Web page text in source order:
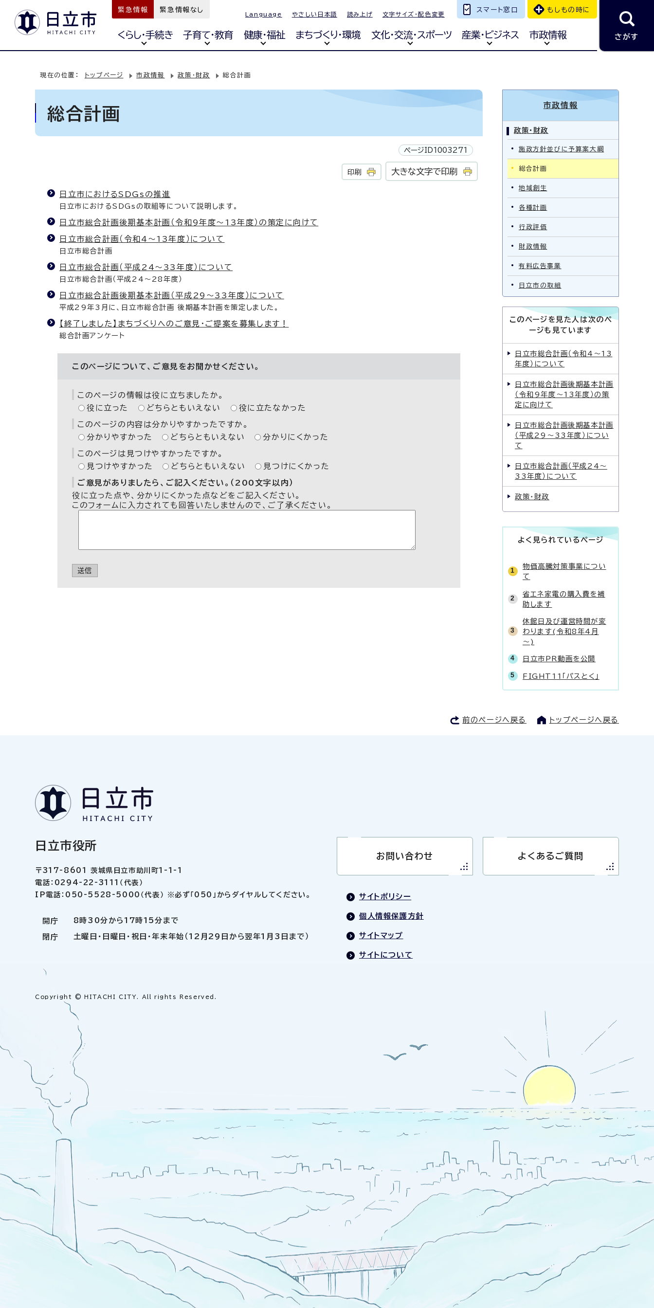
緊急情報 緊急情報なし
Language やさしい日本語 読み上げ 文字サイズ・配色変更
スマート窓口 もしもの時に
くらし・手続き 子育て・教育 健康・福祉 まちづくり・環境 文化・交流・スポーツ 産業・ビジネス 市政情報 さがす
現在の位置： トップページ 市政情報 政策・財政 総合計画
総合計画
ページID1003271
印刷 大きな文字で印刷
日立市におけるSDGsの推進
日立市におけるSDGsの取組等について説明します。
日立市総合計画後期基本計画（令和9年度～13年度）の策定に向けて
日立市総合計画（令和4～13年度）について
日立市総合計画
日立市総合計画（平成24～33年度）について
日立市総合計画（平成24～28年度）
日立市総合計画後期基本計画（平成29～33年度）について
平成29年3月に、日立市総合計画 後期基本計画を策定しました。
【終了しました】まちづくりへのご意見・ご提案を募集します！
総合計画アンケート
このページについて、ご意見をお聞かせください。
このページの情報は役に立ちましたか。
役に立った
どちらともいえない 役に立たなかった
このページの内容は分かりやすかったですか。
分かりやすかった
どちらともいえない 分かりにくかった
このページは見つけやすかったですか。
見つけやすかった
どちらともいえない 見つけにくかった
ご意見がありましたら、ご記入ください。（200文字以内）
役に立った点や、分かりにくかった点などをご記入ください。
このフォームに入力されても回答いたしませんので、ご了承ください。
送信
市政情報
政策・財政
施政方針並びに予算案大綱
総合計画
地域創生
各種計画
行政評価
財政情報
有料広告事業
日立市の取組
このページを見た人は次のペ
ージも見ています
日立市総合計画（令和4〜13
年度）について
日立市総合計画後期基本計画
（令和9年度〜13年度）の策
定に向けて
日立市総合計画後期基本計画
（平成29〜33年度）につい
て
日立市総合計画（平成24〜
33年度）について
政策・財政
よく見られているページ
物価高騰対策事業につい
て
省エネ家電の購入費を補
助します
休館日及び運営時間が変
わります(令和8年4月
～)
日立市PR動画を公開
FIGHT11「パスとく」
前のページへ戻る トップページへ戻る
日立市役所
〒317-8601 茨城県日立市助川町1-1-1
電話：0294-22-3111（代表）
IP電話：050-5528-5000（代表） ※必ず「050」からダイヤルしてください。
開庁 8時30分から17時15分まで
閉庁 土曜日・日曜日・祝日・年末年始（12月29日から翌年1月3日まで）
お問い合わせ よくあるご質問
サイトポリシー
個人情報保護方針
サイトマップ
サイトについて
Copyright © HITACHI CITY. All rights Reserved.